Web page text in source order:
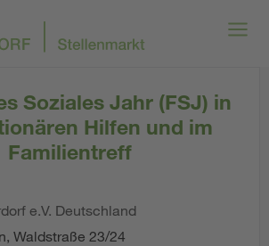
Soziales Jahr (FSJ) in
Hilfen und im
Familientreff
e.V. Deutschland
Waldstraße 23/24